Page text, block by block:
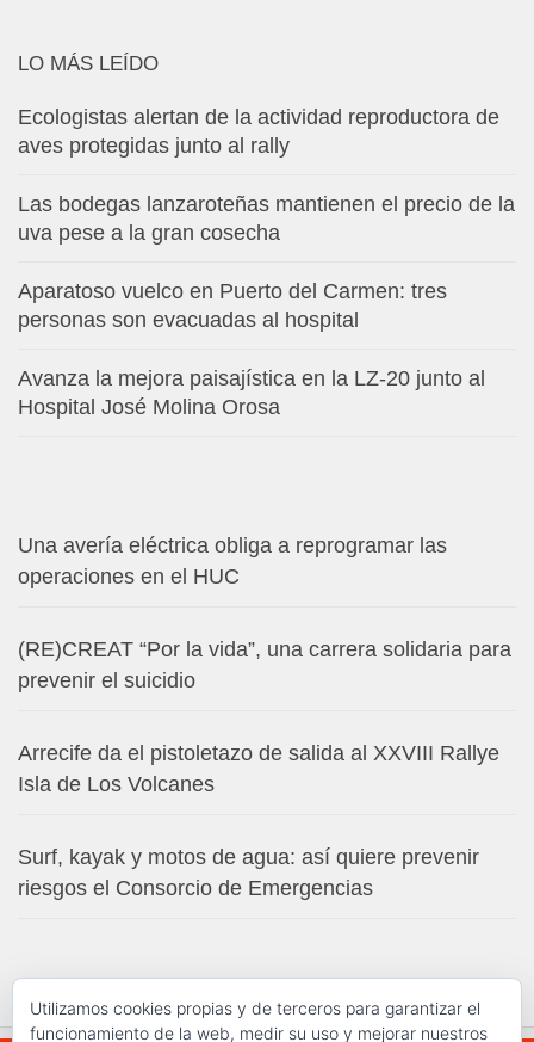
LO MÁS LEÍDO
Ecologistas alertan de la actividad reproductora de
aves protegidas junto al rally
Las bodegas lanzaroteñas mantienen el precio de la
uva pese a la gran cosecha
Aparatoso vuelco en Puerto del Carmen: tres
personas son evacuadas al hospital
Avanza la mejora paisajística en la LZ-20 junto al
Hospital José Molina Orosa
Una avería eléctrica obliga a reprogramar las
operaciones en el HUC
(RE)CREAT “Por la vida”, una carrera solidaria para
prevenir el suicidio
Arrecife da el pistoletazo de salida al XXVIII Rallye
Isla de Los Volcanes
Surf, kayak y motos de agua: así quiere prevenir
riesgos el Consorcio de Emergencias
Utilizamos cookies propias y de terceros para garantizar el
funcionamiento de la web, medir su uso y mejorar nuestros